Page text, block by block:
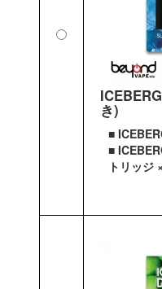
き)
■
■
トリッジ